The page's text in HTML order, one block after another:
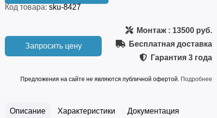
Код товара: sku-8427
Запросить цену
Монтаж: 13500 руб.
Бесплатная доставка
Гарантия 3 года
Предложения на сайте не являются публичной офертой. Подробнее
Описание Характеристики Документация